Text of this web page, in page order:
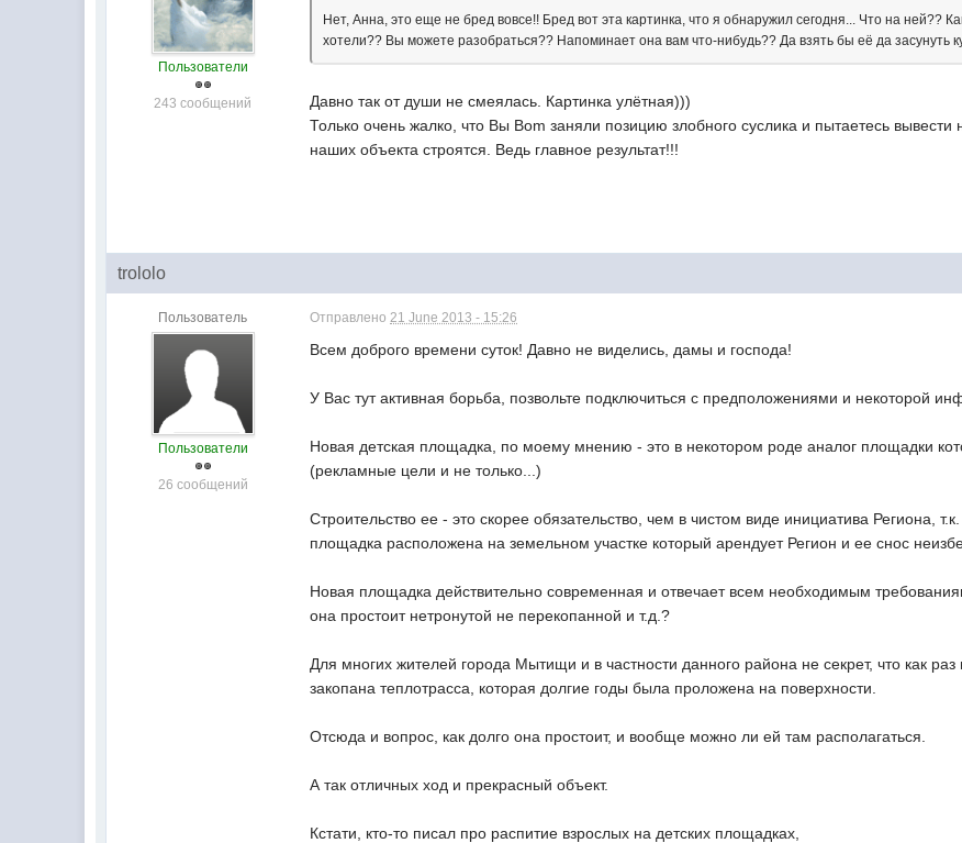
Пользователи
243 сообщений
Нет, Анна, это еще не бред вовсе!! Бред вот эта картинка, что я обнаружил сегодня... Что на ней??
хотели?? Вы можете разобраться?? Напоминает она вам что-нибудь?? Да взять бы её да засунуть
Давно так от души не смеялась. Картинка улётная)))
Только очень жалко, что Вы Bom заняли позицию злобного суслика и пытаетесь вывести
наших объекта строятся. Ведь главное результат!!!
trololo
Пользователь
Пользователи
26 сообщений
Отправлено21 June 2013 - 15:26
Всем доброго времени суток! Давно не виделись, дамы и господа!
У Вас тут активная борьба, позвольте подключиться с предположениями и некоторой
Новая детская площадка, по моему мнению - это в некотором роде аналог площадки
(рекламные цели и не только...)
Строительство ее - это скорее обязательство, чем в чистом виде инициатива Региона,
площадка расположена на земельном участке который арендует Регион и ее снос
Новая площадка действительно современная и отвечает всем необходимым
она простоит нетронутой не перекопанной и т.д.?
Для многих жителей города Мытищи и в частности данного района не секрет, что как
закопана теплотрасса, которая долгие годы была проложена на поверхности.
Отсюда и вопрос, как долго она простоит, и вообще можно ли ей там располагаться.
А так отличных ход и прекрасный объект.
Кстати, кто-то писал про распитие взрослых на детских площадках,